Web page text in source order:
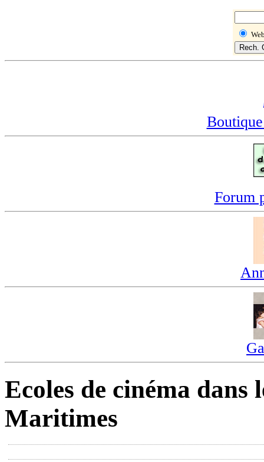
Forum
Ecoles de cinéma dans
Maritimes